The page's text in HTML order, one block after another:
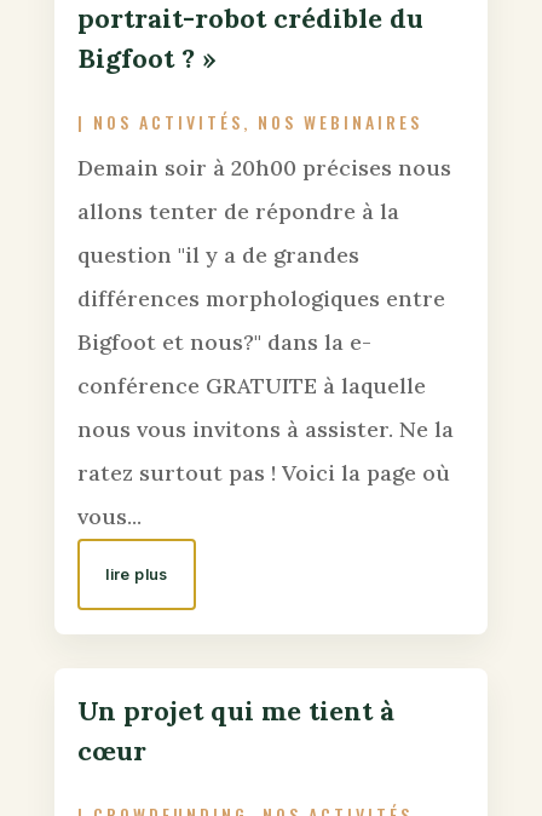
portrait-robot crédible du
Bigfoot ? »
| NOS ACTIVITÉS, NOS WEBINAIRES
Demain soir à 20h00 précises nous
allons tenter de répondre à la
question "il y a de grandes
différences morphologiques entre
Bigfoot et nous?" dans la e-
conférence GRATUITE à laquelle
nous vous invitons à assister. Ne la
ratez surtout pas ! Voici la page où
vous...
lire plus
Un projet qui me tient à
cœur